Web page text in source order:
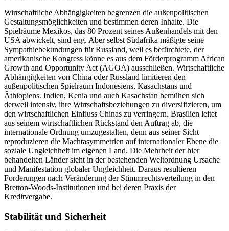
Wirtschaftliche Abhängigkeiten begrenzen die außenpolitischen
Gestaltungsmöglichkeiten und bestimmen deren Inhalte. Die
Spielräume Mexikos, das 80 Prozent seines Außenhandels mit den
USA abwickelt, sind eng. Aber selbst Südafrika mäßigte seine
Sympathiebekundungen für Russland, weil es befürchtete, der
amerikanische Kongress könne es aus dem Förderprogramm African
Growth and Opportunity Act (AGOA) ausschließen. Wirtschaftliche
Abhän­gigkeiten von China oder Russland limitieren den
außenpolitischen Spielraum Indonesiens, Kasachstans und
Äthiopiens. Indien, Kenia und auch Kasachstan bemühen sich
derweil intensiv, ihre Wirtschaftsbeziehungen zu diversifizieren, um
den wirtschaft­lichen Einfluss Chinas zu verringern. Brasilien leitet
aus seinem wirtschaftlichen Rück­stand den Auftrag ab, die
internationale Ordnung umzugestalten, denn aus seiner Sicht
reproduzieren die Machtasymmetrien auf internationaler Ebene die
soziale Ungleichheit im eige­nen Land. Die Mehrheit der hier
behandelten Län­der sieht in der bestehenden Weltordnung Ursache
und Manifestation globaler Ungleichheit. Daraus resul­tieren
Forderungen nach Veränderung der Stimmrechts­verteilung in den
Bretton-Woods-Institutionen und bei deren Praxis der
Kreditvergabe.
Stabilität und Sicherheit